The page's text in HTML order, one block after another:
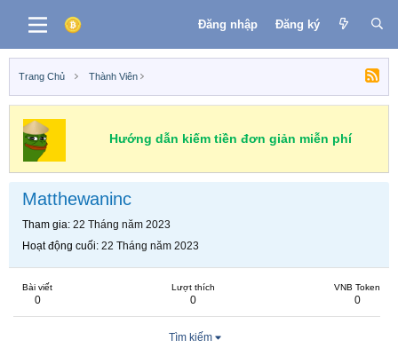
Đăng nhập Đăng ký
Trang Chủ Thành Viên
Hướng dẫn kiếm tiền đơn giản miễn phí
Matthewaninc
Tham gia 22 Tháng năm 2023
Hoạt động cuối 22 Tháng năm 2023
Bài viết
0
Lượt thích
0
VNB Token
0
Tìm kiếm